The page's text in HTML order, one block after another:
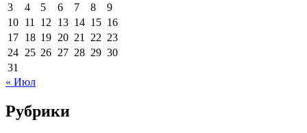
3
4 5 6 7 8
9
10 11 12 13 14 15 16
17 18 19 20 21 22 23
24 25 26 27 28 29 30
31
« Июл
Рубрики